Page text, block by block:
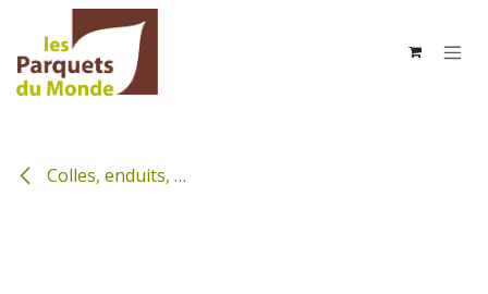
Se rendre au contenu
Colles, enduits, …